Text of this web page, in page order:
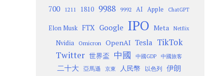
700 1211 1810 9988 9992 AI Apple ChatGPT
Elon Musk FTX Google IPO Meta Netflix
Nvidia Omicron OpenAI Tesla TikTok
Twitter 世界盃 中國 中國GDP 中國旅客
二十大 亞馬遜 京東 人民幣 以色列 伊朗